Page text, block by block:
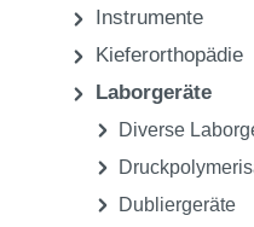
Instrumente
Kieferorthopädie
Laborgeräte
Diverse
Dubliergeräte